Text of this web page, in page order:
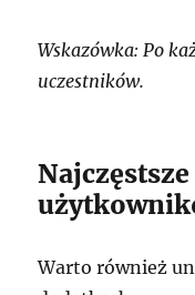
Wskazówka: Po
uczestników.
Najczęstsze
Warto również